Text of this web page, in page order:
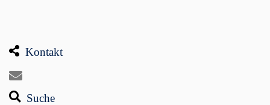
Kontakt
Suche